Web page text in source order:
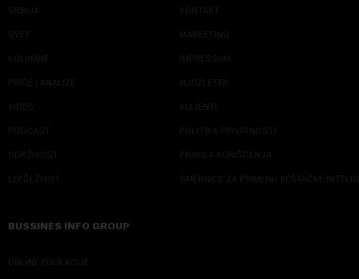
SRBIJA
SVET
KOLUMNE
PRIČE I ANALIZE
VIDEO
PODCAST
ODRŽIVOST
LEPŠI ŽIVOT
KONTAKT
MARKETING
IMPRESSUM
NJUZLETER
KLIJENTI
POLITIKA PRIVATNOSTI
PRAVILA KORIŠĆENJA
SMERNICE ZA PRIMENU VEŠTAČKE
BUSSINES INFO GROUP
ONLINE EDUKACIJE